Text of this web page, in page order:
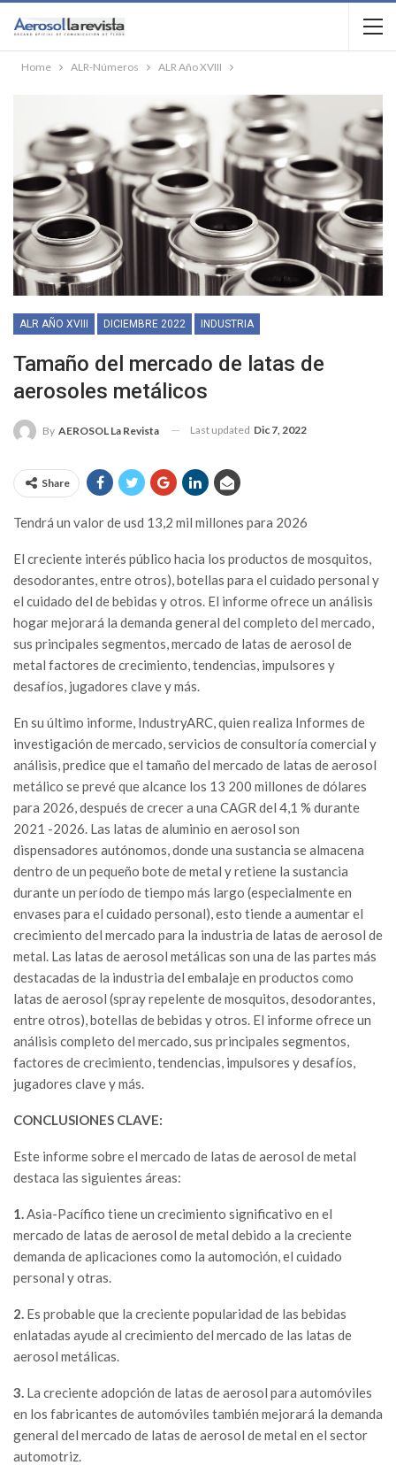
Home ALR-Números ALR Año XVIII
ALR AÑO XVIII DICIEMBRE 2022 INDUSTRIA
Tamaño del mercado de latas de
aerosoles metálicos
By AEROSOL La Revista Last updated Dic 7, 2022
Share
Tendrá un valor de usd 13,2 mil millones para 2026
El creciente interés público hacia los productos de mosquitos,
desodorantes, entre otros), botellas para el cuidado personal y
el cuidado del de bebidas y otros. El informe ofrece un análisis
hogar mejorará la demanda general del completo del mercado,
sus principales segmentos, mercado de latas de aerosol de
metal factores de crecimiento, tendencias, impulsores y
desafíos, jugadores clave y más.
En su último informe, IndustryARC, quien realiza Informes de
investigación de mercado, servicios de consultoría comercial y
análisis, predice que el tamaño del mercado de latas de aerosol
metálico se prevé que alcance los 13 200 millones de dólares
para 2026, después de crecer a una CAGR del 4,1 % durante
2021 -2026. Las latas de aluminio en aerosol son
dispensadores autónomos, donde una sustancia se almacena
dentro de un pequeño bote de metal y retiene la sustancia
durante un período de tiempo más largo (especialmente en
envases para el cuidado personal), esto tiende a aumentar el
crecimiento del mercado para la industria de latas de aerosol de
metal. Las latas de aerosol metálicas son una de las partes más
destacadas de la industria del embalaje en productos como
latas de aerosol (spray repelente de mosquitos, desodorantes,
entre otros), botellas de bebidas y otros. El informe ofrece un
análisis completo del mercado, sus principales segmentos,
factores de crecimiento, tendencias, impulsores y desafíos,
jugadores clave y más.
CONCLUSIONES CLAVE:
Este informe sobre el mercado de latas de aerosol de metal
destaca las siguientes áreas:
1.Asia-Pacífico tiene un crecimiento significativo en el
mercado de latas de aerosol de metal debido a la creciente
demanda de aplicaciones como la automoción, el cuidado
personal y otras.
2. Es probable que la creciente popularidad de las bebidas
enlatadas ayude al crecimiento del mercado de las latas de
aerosol metálicas.
3. La creciente adopción de latas de aerosol para automóviles
en los fabricantes de automóviles también mejorará la demanda
general del mercado de latas de aerosol de metal en el sector
automotriz.